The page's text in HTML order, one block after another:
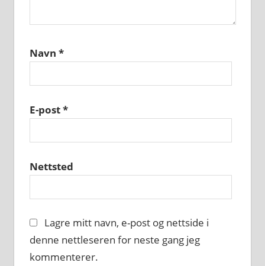
Navn *
E-post*
Nettsted
Lagre mitt navn, e-post og nettside i
denne nettleseren for neste gang jeg
kommenterer.